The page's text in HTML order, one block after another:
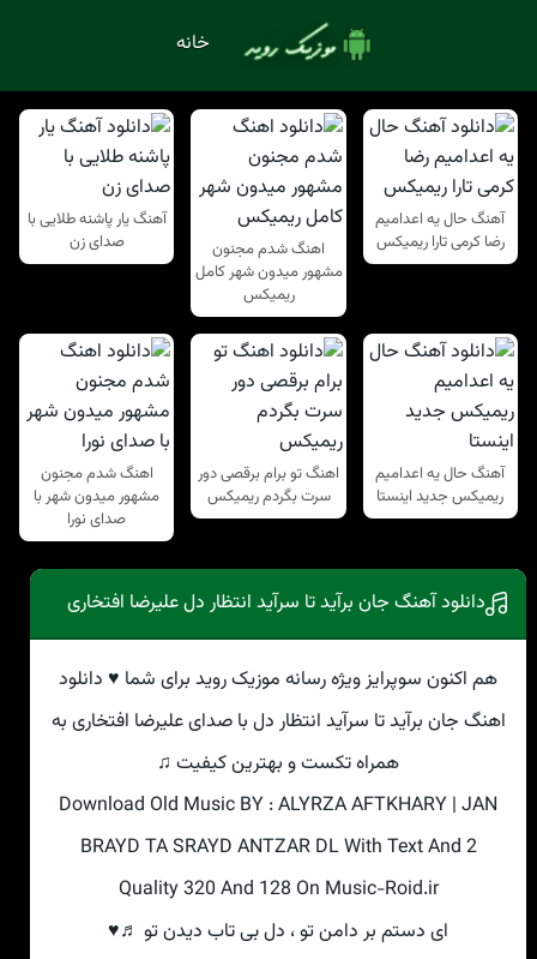
خانه
آهنگ حال یه اعدامیم
رضا کرمی تارا ریمیکس
اهنگ شدم مجنون
مشهور میدون شهر کامل
ریمیکس
آهنگ یار پاشنه طلایی با
صدای زن
آهنگ حال یه اعدامیم
ریمیکس جدید اینستا
اهنگ تو برام برقصی دور
سرت بگردم ریمیکس
اهنگ شدم مجنون
مشهور میدون شهر با
صدای نورا
دانلود آهنگ جان برآید تا سرآید انتظار دل علیرضا افتخاری
هم اکنون سوپرایز ویژه رسانه موزیک روید برای شما ♥ دانلود
اهنگ جان برآید تا سرآید انتظار دل با صدای علیرضا افتخاری به
همراه تکست و بهترین کیفیت ♫
Download Old Music BY : ALYRZA AFTKHARY | JAN
BRAYD TA SRAYD ANTZAR DL With Text And 2
Quality 320 And 128 On Music-Roid.ir
ای دستم بر دامن تو ، دل بی تاب دیدن تو ♬♥